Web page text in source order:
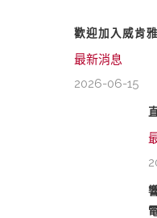
歡迎加入威肯
最新消息
2026-06-15